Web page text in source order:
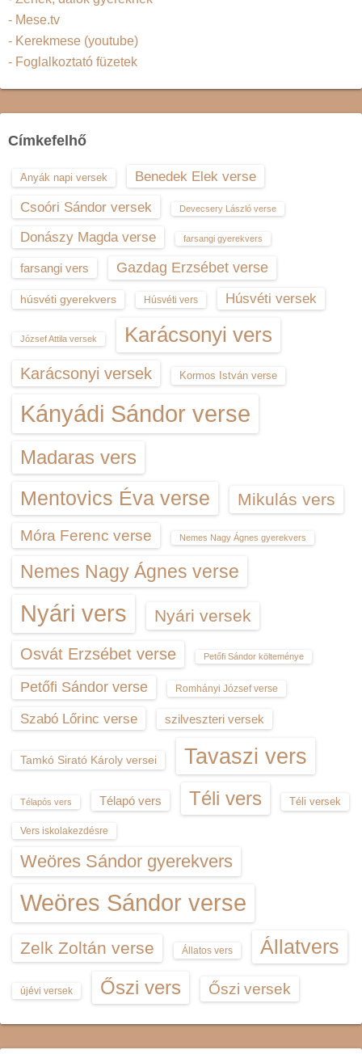
- Mese.tv
- Kerekmese (youtube)
- Foglalkoztató füzetek
Címkefelhő
Anyák napi versek
Benedek Elek verse
Csoóri Sándor versek
Devecsery László verse
Donászy Magda verse farsangi gyerekvers
farsangi vers Gazdag Erzsébet verse
húsvéti gyerekvers Húsvéti vers Húsvéti versek
József Attila versek Karácsonyi vers
Karácsonyi versek Kormos István verse
Kányádi Sándor verse
Madaras vers
Mentovics Éva verse Mikulás vers
Móra Ferenc verse Nemes Nagy Ágnes gyerekvers
Nemes Nagy Ágnes verse
Nyári vers Nyári versek
Osvát Erzsébet verse Petőfi Sándor költeménye
Petőfi Sándor verse Romhányi József verse
Szabó Lőrinc verse szilveszteri versek
Tamkó Sirató Károly versei Tavaszi vers
Télapós vers Télapó vers Téli vers Téli versek
Vers iskolakezdésre
Weöres Sándor gyerekvers
Weöres Sándor verse
Zelk Zoltán verse Állatos vers Állatvers
újévi versek Őszi vers Őszi versek